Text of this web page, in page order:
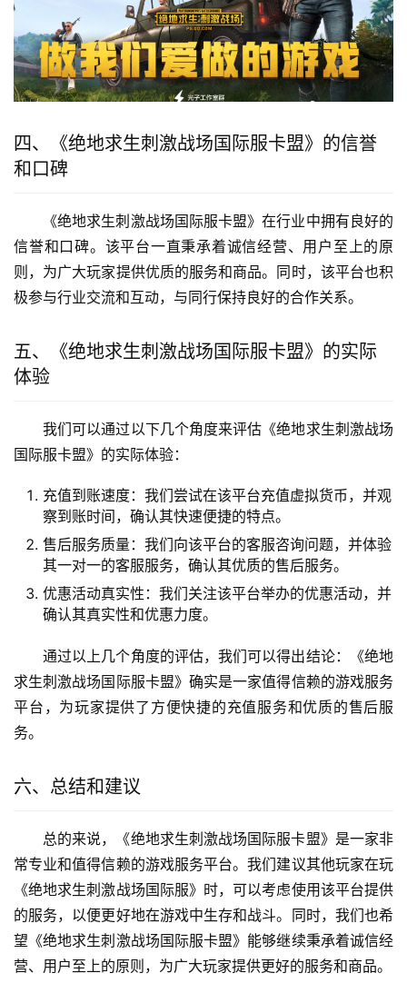
四、《绝地求生刺激战场国际服卡盟》的信誉
和口碑
《绝地求生刺激战场国际服卡盟》在行业中拥有良好的
信誉和口碑。该平台一直秉承着诚信经营、用户至上的原
则，为广大玩家提供优质的服务和商品。同时，该平台也积
极参与行业交流和互动，与同行保持良好的合作关系。
五、《绝地求生刺激战场国际服卡盟》的实际
体验
我们可以通过以下几个角度来评估《绝地求生刺激战场
国际服卡盟》的实际体验：
充值到账速度：我们尝试在该平台充值虚拟货币，并观
察到账时间，确认其快速便捷的特点。
售后服务质量：我们向该平台的客服咨询问题，并体验
其一对一的客服服务，确认其优质的售后服务。
优惠活动真实性：我们关注该平台举办的优惠活动，并
确认其真实性和优惠力度。
通过以上几个角度的评估，我们可以得出结论：《绝地
求生刺激战场国际服卡盟》确实是一家值得信赖的游戏服务
平台，为玩家提供了方便快捷的充值服务和优质的售后服
务。
六、总结和建议
总的来说，《绝地求生刺激战场国际服卡盟》是一家非
常专业和值得信赖的游戏服务平台。我们建议其他玩家在玩
《绝地求生刺激战场国际服》时，可以考虑使用该平台提供
的服务，以便更好地在游戏中生存和战斗。同时，我们也希
望《绝地求生刺激战场国际服卡盟》能够继续秉承着诚信经
营、用户至上的原则，为广大玩家提供更好的服务和商品。